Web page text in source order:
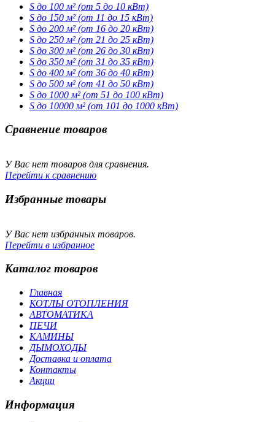
S до 100 м² (от 5 до 10 кВт)
S до 150 м² (от 11 до 15 кВт)
S до 200 м² (от 16 до 20 кВт)
S до 250 м² (от 21 до 25 кВт)
S до 300 м² (от 26 до 30 кВт)
S до 350 м² (от 31 до 35 кВт)
S до 400 м² (от 36 до 40 кВт)
S до 500 м² (от 41 до 50 кВт)
S до 1000 м² (от 51 до 100 кВт)
S до 10000 м² (от 101 до 1000 кВт)
Сравнение товаров
У Вас нет товаров для сравнения.
Перейти к сравнению
Избранные товары
У Вас нет избранных товаров.
Перейти в избранное
Каталог товаров
Главная
КОТЛЫ ОТОПЛЕНИЯ
АВТОМАТИКА
ПЕЧИ
КАМИНЫ
ДЫМОХОДЫ
Доставка и оплата
Контакты
Акции
Информация